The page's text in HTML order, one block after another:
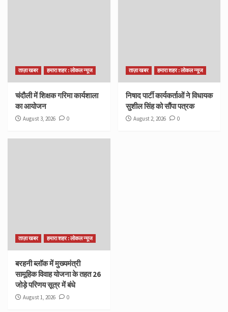
ताज़ा खबर हमारा शहर : लोकल न्यूज
चंदौली में शिक्षक गरिमा कार्यशाला
का आयोजन
August 3, 2026 0
ताज़ा खबर हमारा शहर : लोकल न्यूज
निषाद पार्टी कार्यकर्ताओं ने विधायक
सुशील सिंह को सौंपा पत्रक
August 2, 2026 0
ताज़ा खबर हमारा शहर : लोकल न्यूज
बरहनी ब्लॉक में मुख्यमंत्री
सामूहिक विवाह योजना के तहत 26
जोड़े परिणय सूत्र में बंधे
August 1, 2026 0